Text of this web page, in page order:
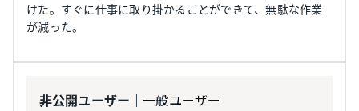
けた。すぐに仕事に取り掛かることができて、無駄な作業
が減った。
非公開ユーザー ｜一般ユーザー